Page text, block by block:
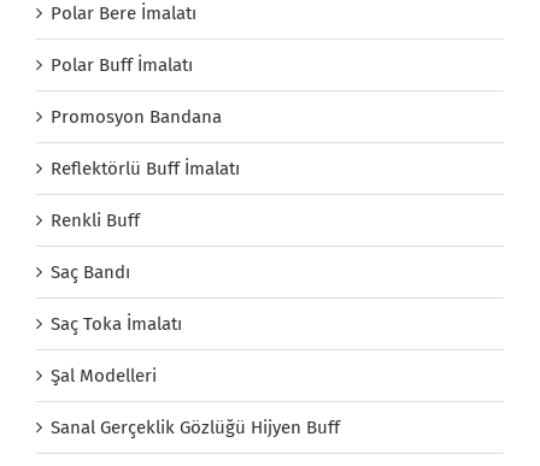
Polar Bere İmalatı
Polar Buff İmalatı
Promosyon Bandana
Reflektörlü Buff İmalatı
Renkli Buff
Saç Bandı
Saç Toka İmalatı
Şal Modelleri
Sanal Gerçeklik Gözlüğü Hijyen Buff